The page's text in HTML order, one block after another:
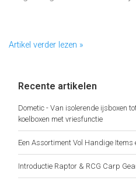
Artikel verder lezen »
Recente artikelen
Dometic - Van isolerende ijsboxen
koelboxen met vriesfunctie
Een Assortiment Vol Handige
Introductie Raptor & RCG Carp